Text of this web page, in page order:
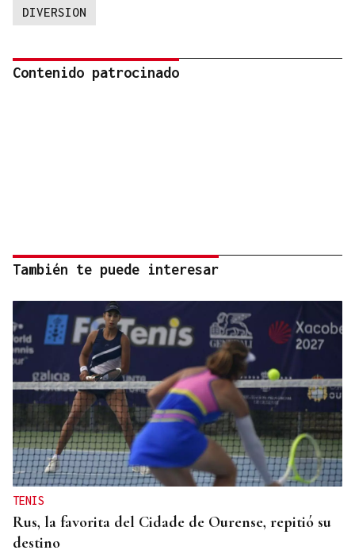
DIVERSION
Contenido patrocinado
También te puede interesar
TENIS
Rus, la favorita del Cidade de Ourense, repitió su
destino